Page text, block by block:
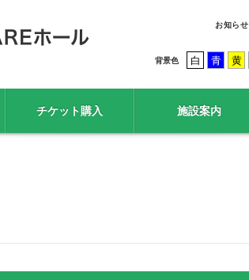
お知らせ
背景色 白 青 黄
チケット購入 施設案内